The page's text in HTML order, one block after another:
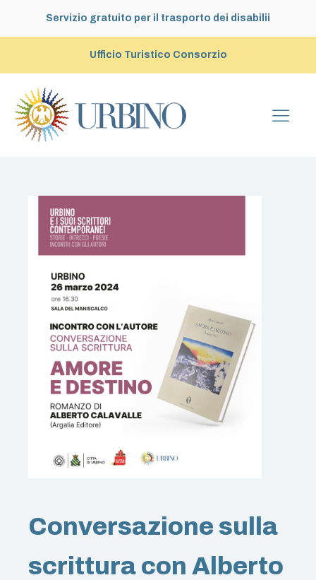
Servizio gratuito per il trasporto dei disabilii
Ufficio Turistico Consorzio
Conversazione sulla
scrittura con Alberto